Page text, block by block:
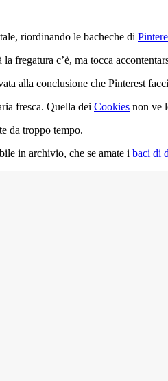
riordinando le bacheche di
fregatura c’è, ma tocca
alla conclusione che Pinterest
fresca. Quella dei Cookies non ve
da troppo tempo.
in archivio, che se amate i baci di